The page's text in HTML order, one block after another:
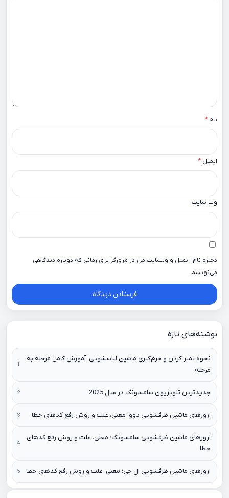
نام *
ایمیل *
وب‌ سایت
ذخیره نام، ایمیل و وبسایت من در مرورگر برای زمانی که دوباره دیدگاهی
می‌نویسم.
نوشته‌های تازه
نحوه تمیز کردن و جرم‌گیری ماشین لباسشویی؛ آموزش کامل مرحله به
مرحله
جدیدترین تلویزیون سامسونگ در سال 2025
ارورهای ماشین ظرفشویی دوو، معنی، علت و روش رفع کدهای خطا
ارورهای ماشین ظرفشویی سامسونگ؛ معنی، علت و روش رفع کدهای
خطا
ارورهای ماشین ظرفشویی ال جی؛ معنی، علت و روش رفع کدهای خطا